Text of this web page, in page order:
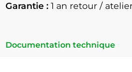
Garantie : 1 an retour /
Documentation technique